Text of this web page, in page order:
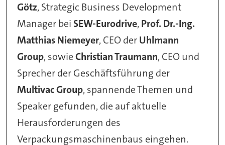
Götz, Strategic Business Development
Manager beiSEW-Eurodrive, Prof. Dr.-Ing.
Matthias Niemeyer, CEO derUhlmann
Group, sowieChristian Traumann, CEO und
Sprecher der Geschäftsführung der
Multivac Group, spannende Themen und
Speaker gefunden, die auf aktuelle
Herausforderungen des
Verpackungsmaschinenbaus eingehen.